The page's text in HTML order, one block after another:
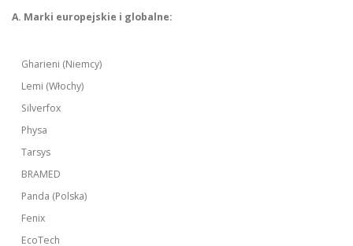
A. Marki europejskie i globalne:
Gharieni (Niemcy)
Lemi (Włochy)
Silverfox
Physa
Tarsys
BRAMED
Panda (Polska)
Fenix
EcoTech